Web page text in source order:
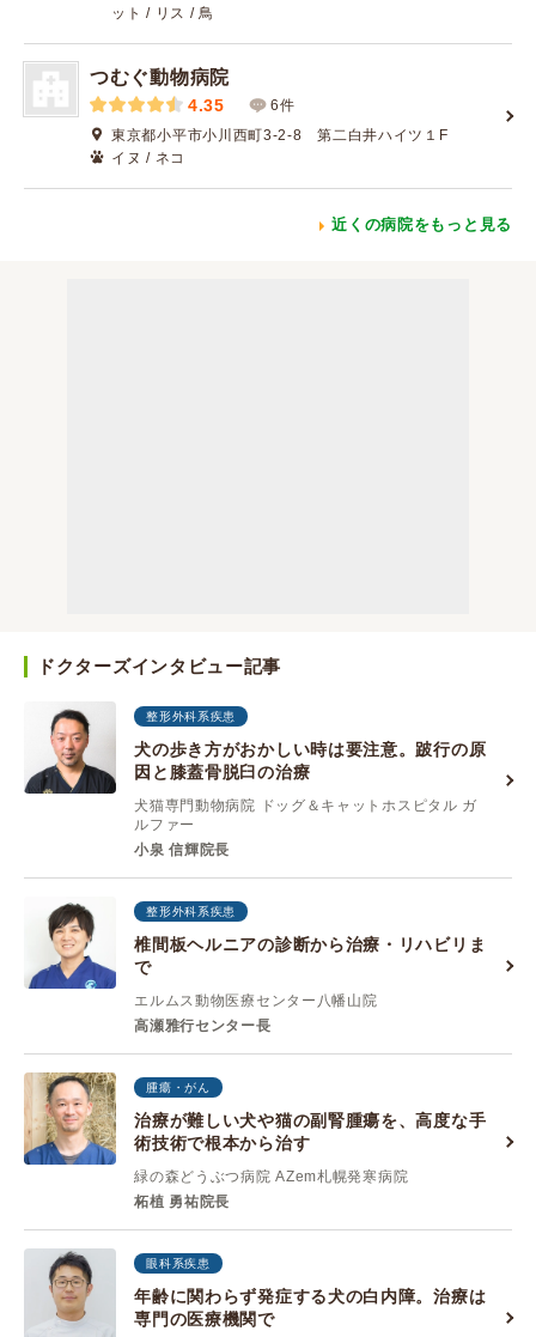
ット / リス / 鳥
つむぐ動物病院
4.35
6件
東京都小平市小川西町3-2-8 第二白井ハイツ１F
イヌ / ネコ
近くの病院をもっと見る
ドクターズインタビュー記事
整形外科系疾患
犬の歩き方がおかしい時は要注意。跛行の原
因と膝蓋骨脱臼の治療
犬猫専門動物病院 ドッグ＆キャットホスピタル ガ
ルファー
小泉 信輝院長
整形外科系疾患
椎間板ヘルニアの診断から治療・リハビリま
で
エルムス動物医療センター八幡山院
高瀬雅行センター長
腫瘍・がん
治療が難しい犬や猫の副腎腫瘍を、高度な手
術技術で根本から治す
緑の森どうぶつ病院 AZem札幌発寒病院
柘植 勇祐院長
眼科系疾患
年齢に関わらず発症する犬の白内障。治療は
専門の医療機関で